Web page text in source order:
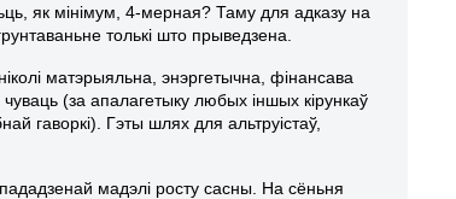
як мінімум, 4-мерная? Таму для адказу на
толькі што прыведзена.
матэрыяльна, энэргетычна, фінансава
(за апалагетыку любых іншых кірункаў
гаворкі). Гэты шлях для альтруістаў,
мадэлі росту сасны. На сёньня